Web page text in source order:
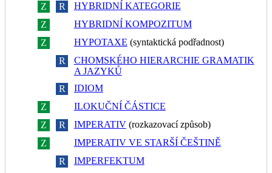
Z
R
HYBRIDNÍ KATEGORIE
Z
HYBRIDNÍ KOMPOZITUM
Z
HYPOTAXE (syntaktická podřadnost)
R
CHOMSKÉHO HIERARCHIE GRAMATIK
A JAZYKŮ
R
IDIOM
Z
ILOKUČNÍ ČÁSTICE
Z
R IMPERATIV(rozkazovací způsob)
Z
IMPERATIV VE STARŠÍ ČEŠTINĚ
R
IMPERFEKTUM